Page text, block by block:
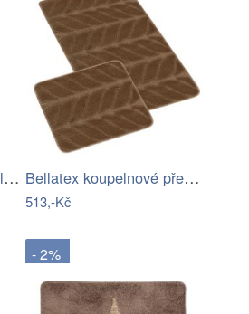
Modrá koupelnová předložka 50x80 cm –… Bellatex koupelnové předložky SADA BANY…
513,-Kč
- 2%